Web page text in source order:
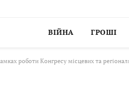
ВІЙНА ГРОШІ
роботи Конгресу місцевих та